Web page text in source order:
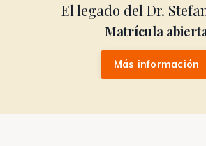
El legado del Dr.
Matrícula
Más información